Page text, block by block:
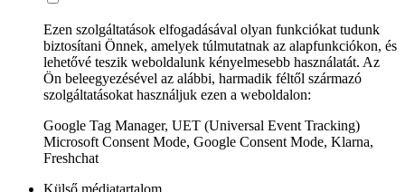
Ezen szolgáltatások elfogadásával olyan funkciókat tudunk
biztosítani Önnek, amelyek túlmutatnak az alapfunkciókon, és
lehetővé teszik weboldalunk kényelmesebb használatát. Az
Ön beleegyezésével az alábbi, harmadik féltől származó
szolgáltatásokat használjuk ezen a weboldalon:
Google Tag Manager, UET (Universal Event Tracking)
Microsoft Consent Mode, Google Consent Mode, Klarna,
Freshchat